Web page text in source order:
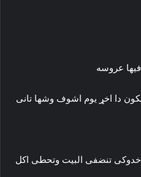
عروسه
دا اخړ يوم اشوف وشها تانى
تنضفى البيت وتحطى اكل